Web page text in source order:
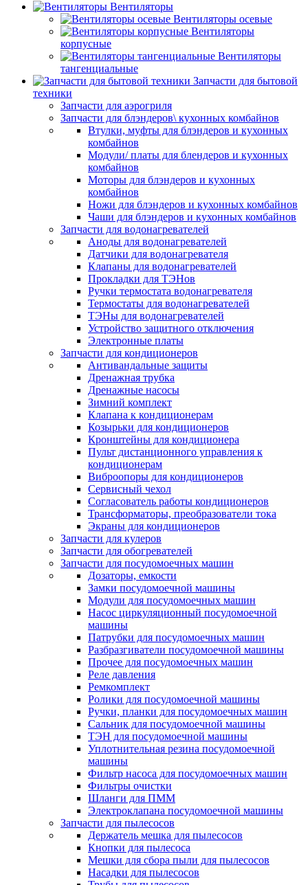
Вентиляторы
Вентиляторы осевые
Вентиляторы
корпусные
Вентиляторы
тангенциальные
Запчасти для бытовой
техники
Запчасти для аэрогриля
Запчасти для блэндеров\ кухонных комбайнов
Втулки, муфты для блэндеров и кухонных
комбайнов
Модули/ платы для блендеров и кухонных
комбайнов
Моторы для блэндеров и кухонных
комбайнов
Ножи для блэндеров и кухонных комбайнов
Чаши для блэндеров и кухонных комбайнов
Запчасти для водонагревателей
Аноды для водонагревателей
Датчики для водонагревателя
Клапаны для водонагревателей
Прокладки для ТЭНов
Ручки термостата водонагревателя
Термостаты для водонагревателей
ТЭНы для водонагревателей
Устройство защитного отключения
Электронные платы
Запчасти для кондиционеров
Антивандальные защиты
Дренажная трубка
Дренажные насосы
Зимний комплект
Клапана к кондиционерам
Козырьки для кондиционеров
Кронштейны для кондиционера
Пульт дистанционного управления к
кондиционерам
Виброопоры для кондиционеров
Сервисный чехол
Согласователь работы кондиционеров
Трансформаторы, преобразователи тока
Экраны для кондиционеров
Запчасти для кулеров
Запчасти для обогревателей
Запчасти для посудомоечных машин
Дозаторы, емкости
Замки посудомоечной машины
Модули для посудомоечных машин
Насос циркуляционный посудомоечной
машины
Патрубки для посудомоечных машин
Разбразгиватели посудомоечной машины
Прочее для посудомоечных машин
Реле давления
Ремкомплект
Ролики для посудомоечной машины
Ручки, планки для посудомоечных машин
Сальник для посудомоечной машины
ТЭН для посудомоечной машины
Уплотнительная резина посудомоечной
машины
Фильтр насоса для посудомоечных машин
Фильтры очистки
Шланги для ПММ
Электроклапана посудомоечной машины
Запчасти для пылесосов
Держатель мешка для пылесосов
Кнопки для пылесоса
Мешки для сбора пыли для пылесосов
Насадки для пылесосов